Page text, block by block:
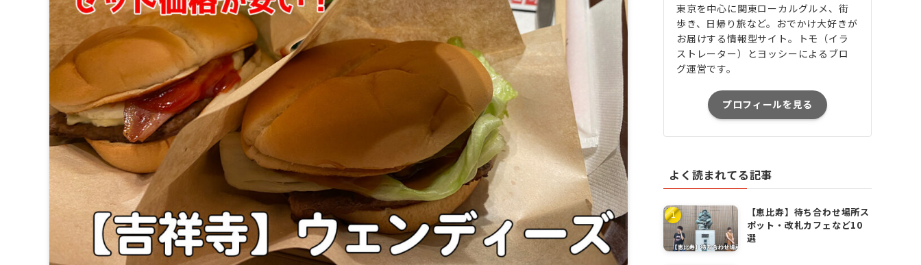
東京を中心に関東ローカルグルメ、街
歩き、日帰り旅など。おでかけ大好きが
お届けする情報型サイト。トモ（イラ
ストレーター）とヨッシーによるブロ
グ運営です。
プロフィールを見る
よく読まれてる記事
【恵比寿】待ち合わせ場所ス
ポット・改札カフェなど10
選